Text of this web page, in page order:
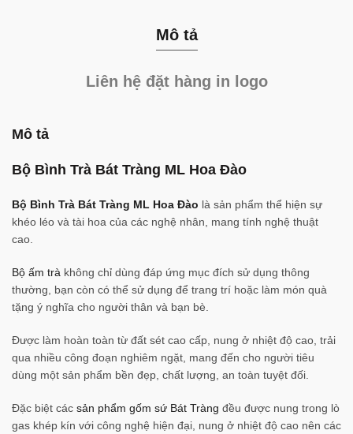
Mô tả
Liên hệ đặt hàng in logo
Mô tả
Bộ Bình Trà Bát Tràng ML Hoa Đào
Bộ Bình Trà Bát Tràng ML Hoa Đào là sản phẩm thể hiện sự
khéo léo và tài hoa của các nghệ nhân, mang tính nghệ thuật
cao.
Bộ ấm trà không chỉ dùng đáp ứng mục đích sử dụng thông
thường, bạn còn có thể sử dụng để trang trí hoặc làm món quà
tặng ý nghĩa cho người thân và bạn bè.
Được làm hoàn toàn từ đất sét cao cấp, nung ở nhiệt độ cao, trải
qua nhiều công đoạn nghiêm ngặt, mang đến cho người tiêu
dùng một sản phẩm bền đẹp, chất lượng, an toàn tuyệt đối.
Đặc biệt các sản phẩm gốm sứ Bát Tràng đều được nung trong lò
gas khép kín với công nghệ hiện đại, nung ở nhiệt độ cao nên các